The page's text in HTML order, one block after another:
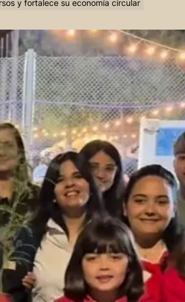
y fortalece su economía circular